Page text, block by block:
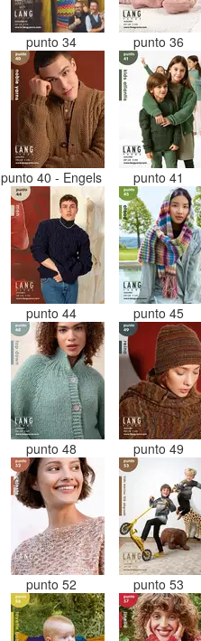
punto 34 punto 36
punto 40 - Engels punto 41
punto 44 punto 45
punto 48 punto 49
punto 52 punto 53